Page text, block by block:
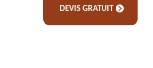
DEVIS GRATUIT